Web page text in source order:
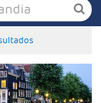
1 Brujas, 2 Amsterdam,